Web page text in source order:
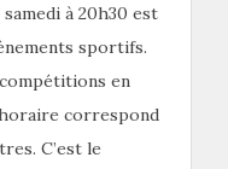
à 20h30 est
sportifs.
en
correspond
C’est le